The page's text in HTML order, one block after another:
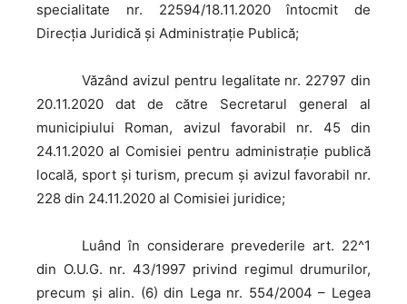
specialitate nr. 22594/18.11.2020 întocmit de
Direcția Juridică și Administrație Publică;
Văzând avizul pentru legalitate nr. 22797 din
20.11.2020 dat de către Secretarul general al
municipiului Roman, avizul favorabil nr. 45 din
24.11.2020 al Comisiei pentru administrație publică
locală, sport și turism, precum și avizul favorabil nr.
228 din 24.11.2020 al Comisiei juridice;
Luând în considerare prevederile art. 22^1
din O.U.G. nr. 43/1997 privind regimul drumurilor,
precum și alin. (6) din Lega nr. 554/2004 – Legea